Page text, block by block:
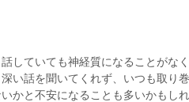
していても神経質になることがな
い話を聞いてくれず、いつも取り
かと不安になることも多いかもしれ